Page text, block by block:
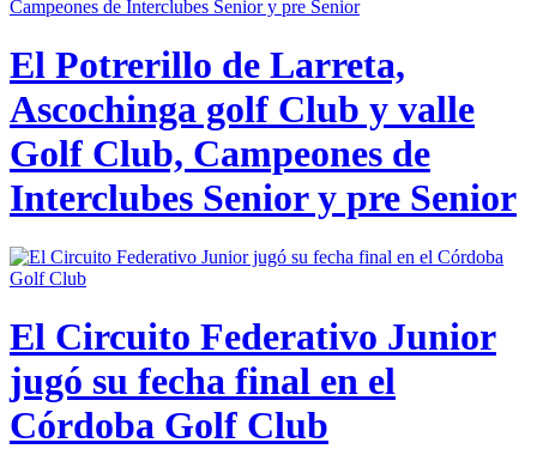
El Potrerillo de Larreta,
Ascochinga golf Club y valle
Golf Club, Campeones de
Interclubes Senior y pre Senior
El Circuito Federativo Junior
jugó su fecha final en el
Córdoba Golf Club